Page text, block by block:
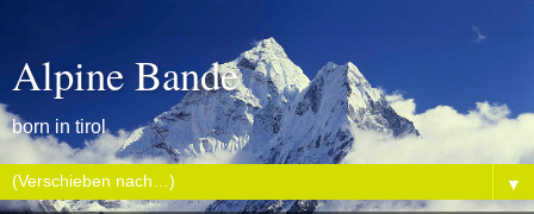
Alpine Bande
born in tirol
▼